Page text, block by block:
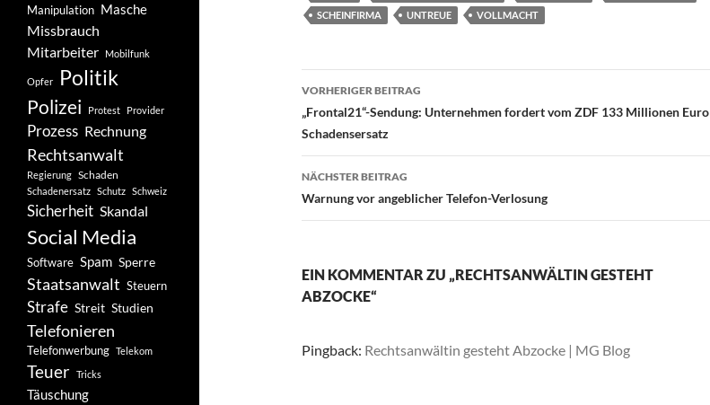
SCHEINFIRMA
UNTREUE VOLLMACHT
Beitragsnavigation
VORHERIGER BEITRAG
„Frontal21“-Sendung: Unternehmen fordert vom ZDF 133 Millionen Euro
Schadensersatz
NÄCHSTER BEITRAG
Warnung vor angeblicher Telefon-Verlosung
EIN KOMMENTAR ZU „RECHTSANWÄLTIN GESTEHT
ABZOCKE“
Pingback: Rechtsanwältin gesteht Abzocke | MG Blog
Manipulation Masche
Missbrauch
Mitarbeiter
Mobilfunk
Opfer Politik
Polizei Protest Provider
Prozess Rechnung
Rechtsanwalt
Regierung Schaden
Schadenersatz Schutz Schweiz
Sicherheit Skandal
Social Media
Software Spam Sperre
Staatsanwalt Steuern
Strafe Streit Studien
Telefonieren
Telefonwerbung Telekom
Teuer Tricks
Täuschung